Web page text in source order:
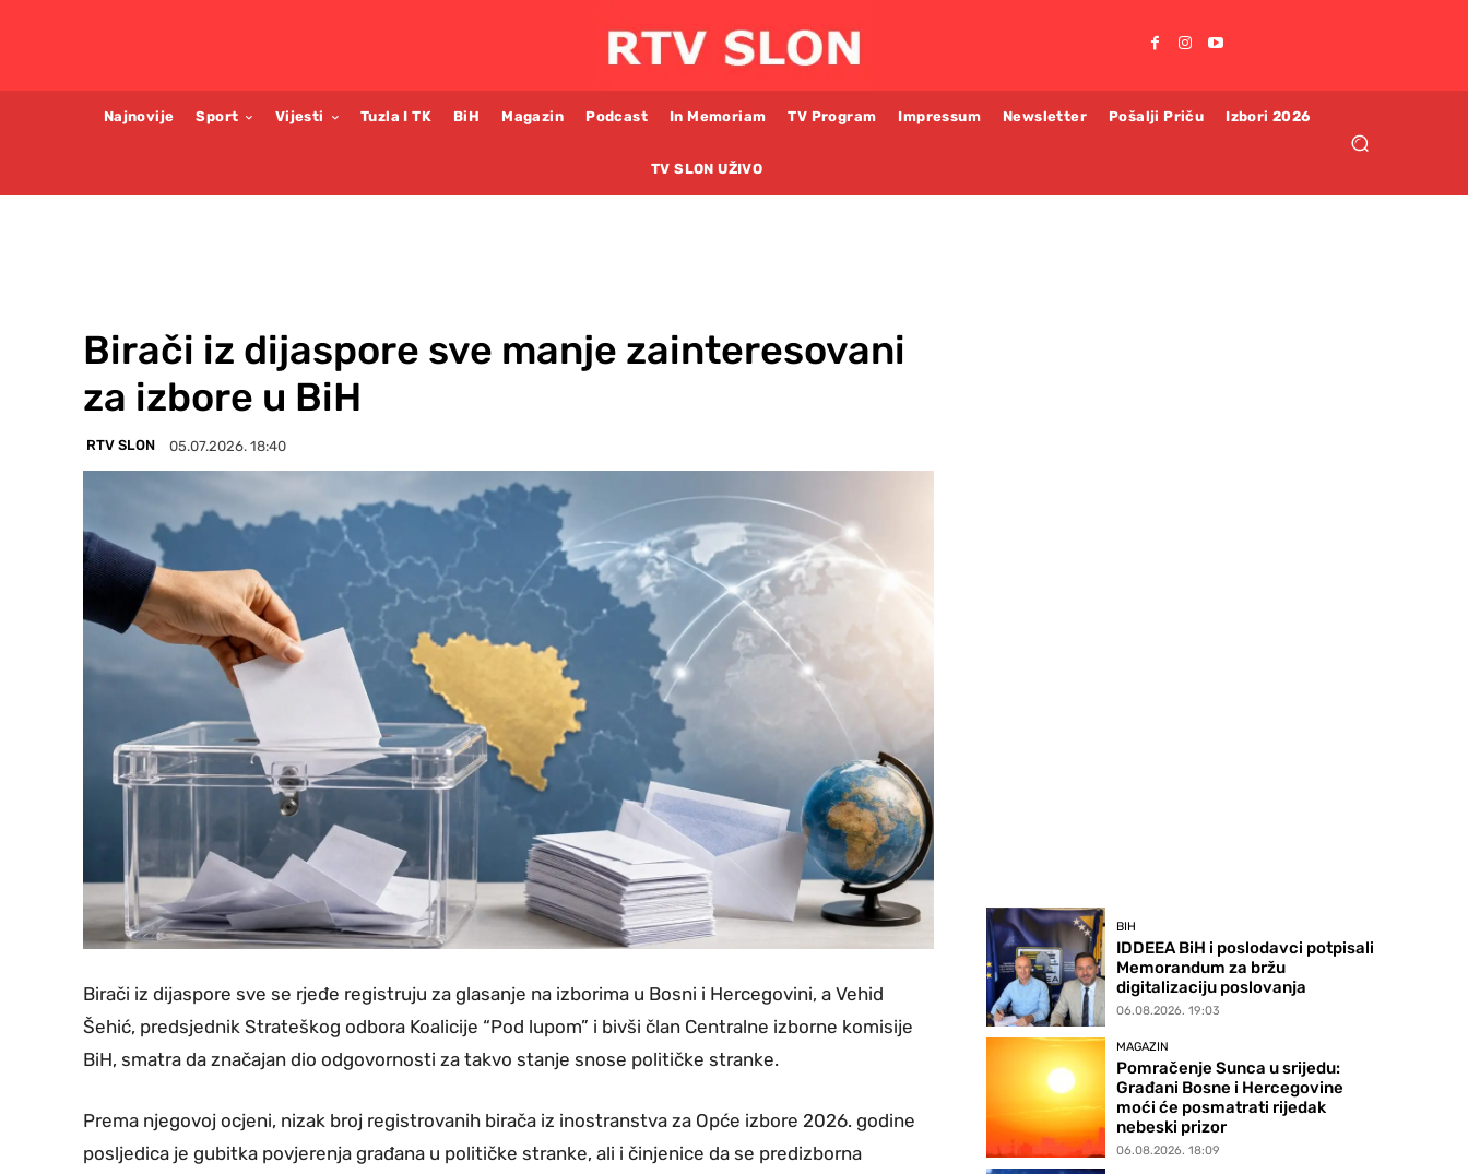
Najnovije Sport Vijesti Tuzla I TK BiH Magazin Podcast In Memoriam TV Program Impressum Newsletter Pošalji Priču Izbori 2026
TV SLON UŽIVO
Birači iz dijaspore sve manje zainteresovani
za izbore u BiH
RTV SLON 05.07.2026. 18:40
Birači iz dijaspore sve se rjeđe registruju za glasanje na izborima u Bosni i Hercegovini, a Vehid
Šehić, predsjednik Strateškog odbora Koalicije “Pod lupom” i bivši član Centralne izborne komisije
BiH, smatra da značajan dio odgovornosti za takvo stanje snose političke stranke.
Prema njegovoj ocjeni, nizak broj registrovanih birača iz inostranstva za Opće izbore 2026. godine
posljedica je gubitka povjerenja građana u političke stranke, ali i činjenice da se predizborna
BIH
IDDEEA BiH i poslodavci potpisali
Memorandum za bržu
digitalizaciju poslovanja
06.08.2026. 19:03
MAGAZIN
Pomračenje Sunca u srijedu:
Građani Bosne i Hercegovine
moći će posmatrati rijedak
nebeski prizor
06.08.2026. 18:09